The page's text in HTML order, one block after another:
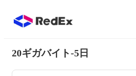
20ギガバイト-5日